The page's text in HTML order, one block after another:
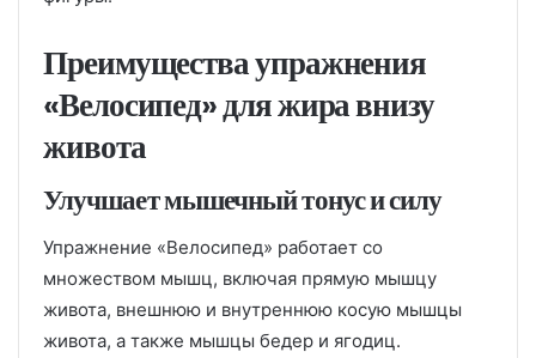
Преимущества упражнения
«Велосипед» для жира внизу
живота
Улучшает мышечный тонус и силу
Упражнение «Велосипед» работает со
множеством мышц, включая прямую мышцу
живота, внешнюю и внутреннюю косую мышцы
живота, а также мышцы бедер и ягодиц.